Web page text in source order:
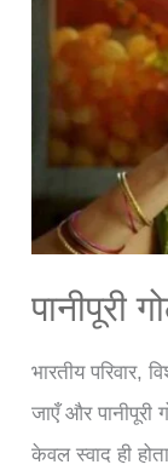
अति
गुणकारी
वनौषधि
पानीपूरी
भारतीय परिवार,
जाएँ और पानीपूरी
केवल स्वाद ही